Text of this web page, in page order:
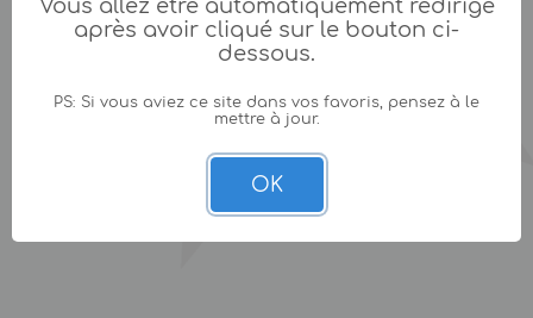
Vous allez être automatiquement redirigé
après avoir cliqué sur le bouton ci-
dessous.
PS: Si vous aviez ce site dans vos favoris, pensez à le
mettre à jour.
OK